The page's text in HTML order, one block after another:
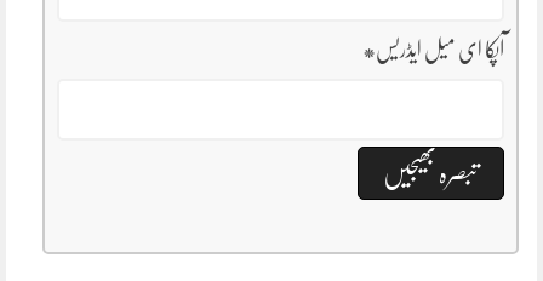
آپکا ای میل ایڈریس*